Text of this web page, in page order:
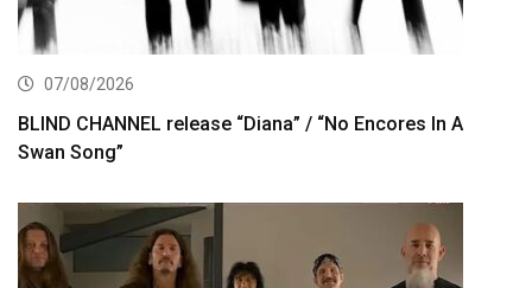
07/08/2026
BLIND CHANNEL release “Diana” / “No Encores In A
Swan Song”